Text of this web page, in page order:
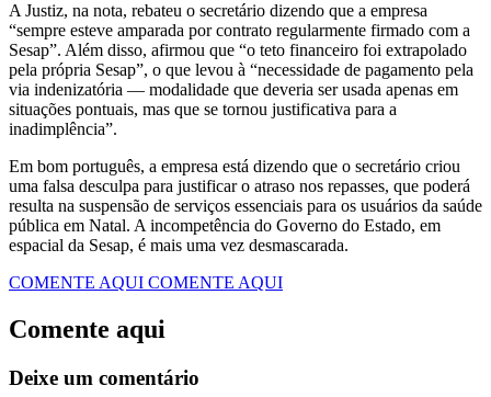
A Justiz, na nota, rebateu o secretário dizendo que a empresa
“sempre esteve amparada por contrato regularmente firmado com a
Sesap”. Além disso, afirmou que “o teto financeiro foi extrapolado
pela própria Sesap”, o que levou à “necessidade de pagamento pela
via indenizatória — modalidade que deveria ser usada apenas em
situações pontuais, mas que se tornou justificativa para a
inadimplência”.
Em bom português, a empresa está dizendo que o secretário criou
uma falsa desculpa para justificar o atraso nos repasses, que poderá
resulta na suspensão de serviços essenciais para os usuários da saúde
pública em Natal. A incompetência do Governo do Estado, em
espacial da Sesap, é mais uma vez desmascarada.
COMENTE AQUI COMENTE AQUI
Comente aqui
Deixe um comentário